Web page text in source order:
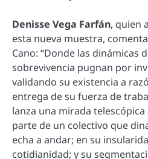
Denisse Vega Farfán, quien
esta nueva muestra,
Cano: “Donde las dinámicas
sobrevivencia pugnan por
validando su existencia a
entrega de su fuerza de
lanza una mirada
parte de un colectivo que
echa a andar; en su
cotidianidad; y su